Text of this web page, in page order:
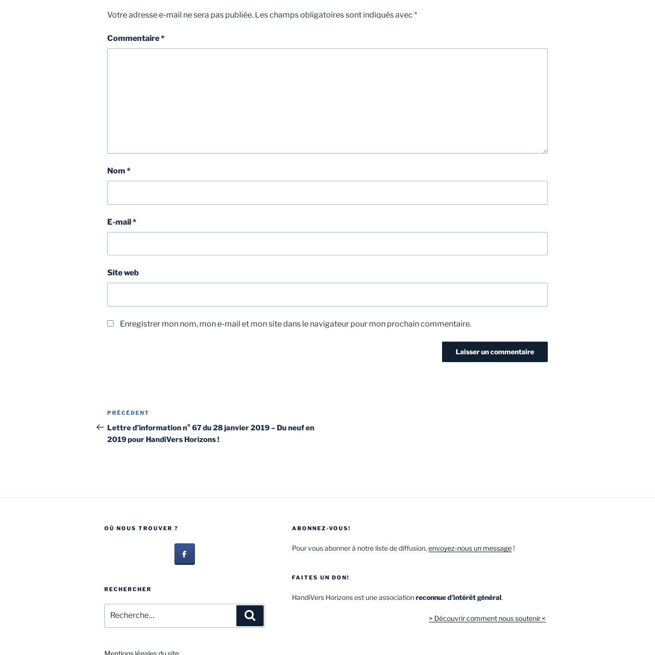
Votre adresse e-mail ne sera pas publiée. Les champs obligatoires sont indiqués avec *
Commentaire*
Nom *
E-mail*
Site web
Enregistrer mon nom, mon e-mail et mon site dans le navigateur pour mon prochain commentaire.
PRÉCÉDENT
Lettre d’information n° 67 du 28 janvier 2019 – Du neuf en
2019 pour HandiVers Horizons !
OÙ NOUS TROUVER ?
RECHERCHER
Mentions légales du site.
ABONNEZ-VOUS!
Pour vous abonner à notre liste de diffusion,envoyez-nous un message!
FAITES UN DON!
HandiVers Horizons est une associationreconnue d’intérêt général.
> Découvrir comment nous soutenir <